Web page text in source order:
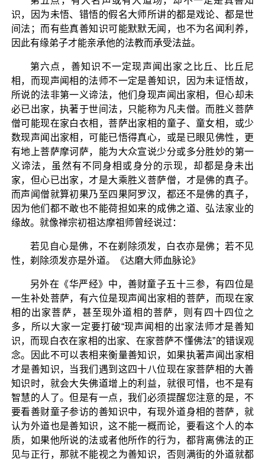
识，因为未悟、错悟的假名大师所讲的都是戏论、都是世
间法；而有些真善知识可能默默无闻，也不为名闻利养，
因此有缘弟子才能亲承他的法教而承受法益。
第六点，善知识不一定现声闻出家之比丘、比丘尼
相，而现声闻相的法师不一定是善知识，因为未证悟故，
所说的法非第一义谛法，他们身现声闻出家相，但心却未
必已出家，执著于世间法，只能称为凡夫僧。而胜义菩萨
僧可能现在家白衣相，菩萨出家相的童子、童女相，或少
数现声闻出家相，可能已悟得真心，或是已眼见佛性，更
有地上菩萨摩诃萨，能为大众宣说少分或多分胜妙的第一
义谛法，虽然有不同身相或身分的示现，却都是身未出
家，但心已出家，才是大乘胜义菩萨僧，才是佛的真子。
而声闻僧就算初果乃至四果阿罗汉，都还不是佛的真子，
因为他们都不敢也不能荷担如来的成佛之道、弘法家业的
缘故。就像禅宗初祖达摩祖师曾经说过：
若见自心是佛，不在剃除须发，白衣亦是佛；若不见
性，剃除须发亦是外道。《达磨大师血脉论》
另外在《华严经》中，善财童子五十三参，有四位是
一生补处菩萨，有六位是现声闻出家相的菩萨，而现在家
相的出家菩萨，甚至现外道相的菩萨，则有四十四位之
多，所以大家一定要打破“现声闻相的出家法师才是善知
识，而现白衣在家相的出家、在家菩萨不懂佛法”的错误观
念。因此不可以表相来衡量善知识，如果执著声闻出家相
才是善知识，当我们遇到这四十八位现在家菩萨相的大善
知识时，就会大失佛道增上的利益，就很可惜，也不是有
智慧的人了。但是有一点，我们必须提醒您注意的是，不
要看善财童子参访的善知识中，有现外道身相的菩萨，就
认为外道也是善知识，这不能一概而论，要看这个人的本
质，如果他所说的法或者他所作的行为，都背离佛法的正
见与正行，那就不能视之为善知识，否则满街的外道就都